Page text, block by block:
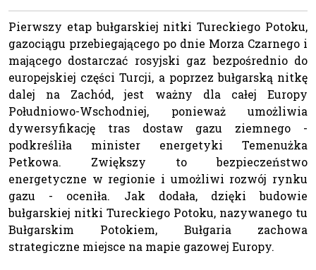
Pierwszy etap bułgarskiej nitki Tureckiego Potoku,
gazociągu przebiegającego po dnie Morza Czarnego i
mającego dostarczać rosyjski gaz bezpośrednio do
europejskiej części Turcji, a poprzez bułgarską nitkę
dalej na Zachód, jest ważny dla całej Europy
Południowo-Wschodniej, ponieważ umożliwia
dywersyfikację tras dostaw gazu ziemnego -
podkreśliła minister energetyki Temenużka
Petkowa. Zwiększy to bezpieczeństwo
energetyczne w regionie i umożliwi rozwój rynku
gazu - oceniła. Jak dodała, dzięki budowie
bułgarskiej nitki Tureckiego Potoku, nazywanego tu
Bułgarskim Potokiem, Bułgaria zachowa
strategiczne miejsce na mapie gazowej Europy.